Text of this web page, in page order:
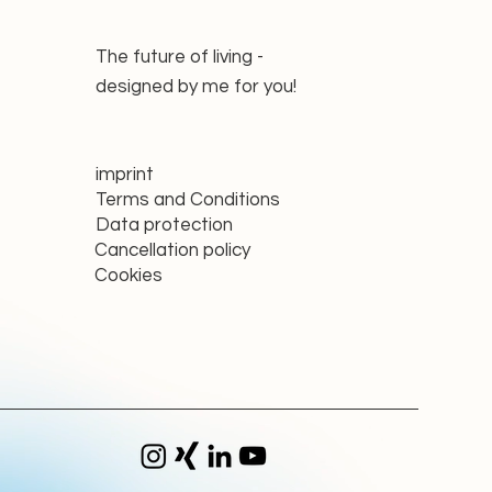
The future of living -
designed by me for you!
imprint
Terms and Conditions
Data protection
Cancellation policy
Cookies